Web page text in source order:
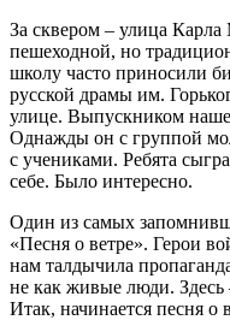
За сквером – улица
пешеходной, но
школу часто приносили
русской драмы им.
улице. Выпускником
Однажды он с группой
с учениками. Ребята
себе. Было интересно.
Один из самых
«Песня о ветре». Герои
нам талдычила
не как живые люди.
Итак, начинается песня о